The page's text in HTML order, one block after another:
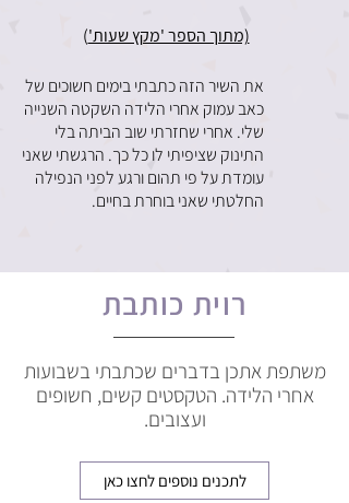
(מתוך הספר 'מקץ שעות')
את השיר הזה כתבתי בימים חשוכים של
כאב עמוק אחרי הלידה השקטה השנייה
שלי. אחרי שחזרתי שוב הביתה בלי
התינוק שציפיתי לו כל כך. הרגשתי שאני
עומדת על פי תהום ורגע לפני הנפילה
החלטתי שאני בוחרת בחיים.
רוית כותבת
משתפת אתכן בדברים שכתבתי בשבועות
אחרי הלידה. הטקסטים קשים, חשופים
ועצובים.
לתכנים נוספים לחצו כאן